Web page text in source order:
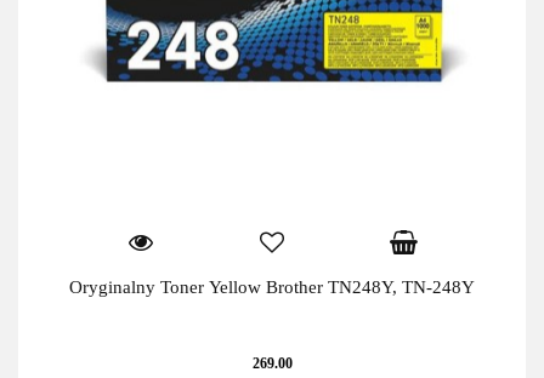
Oryginalny Toner Yellow Brother TN248Y, TN-248Y
269.00